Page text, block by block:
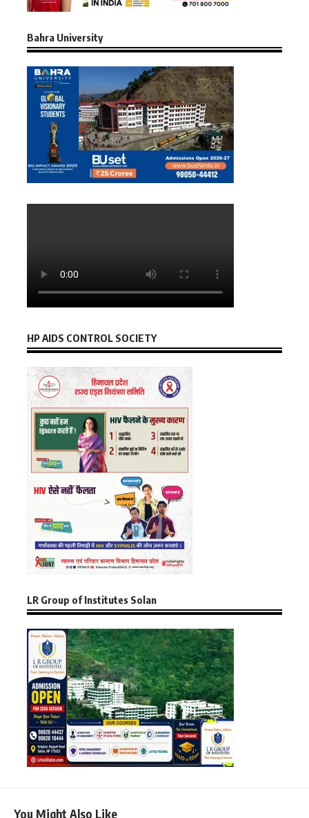
Bahra University
HP AIDS CONTROL SOCIETY
LR Group of Institutes Solan
You Might Also Like